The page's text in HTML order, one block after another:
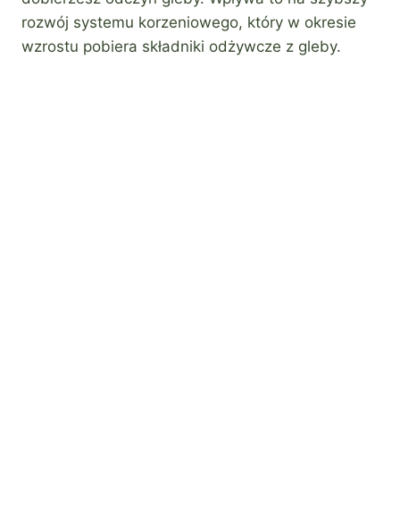
rozwój systemu korzeniowego, który w okresie
wzrostu pobiera składniki odżywcze z gleby.